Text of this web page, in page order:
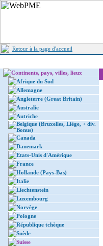
Retour à la page d'accueil
Continents, pays, villes, lieux
Afrique du Sud
Allemagne
Angleterre (Great Britain)
Australie
Autriche
Belgique (Bruxelles, Liège, + div.
Bonus)
Canada
Danemark
Etats-Unis d'Amérique
France
Hollande (Pays-Bas)
Italie
Liechtenstein
Luxembourg
Norvège
Pologne
République tchèque
Suède
Suisse